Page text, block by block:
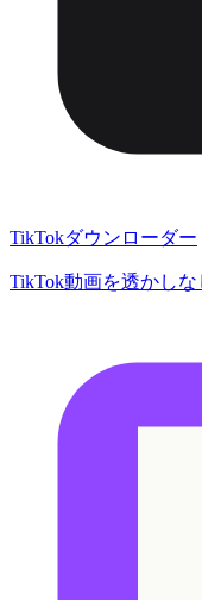
TikTokダウンローダー
TikTok動画を透かし